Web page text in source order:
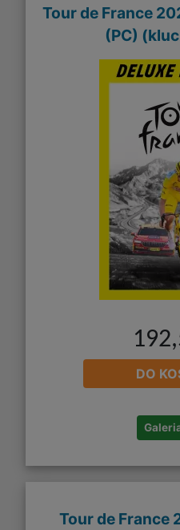
Tour de France
(PC)
DO
Tour de France